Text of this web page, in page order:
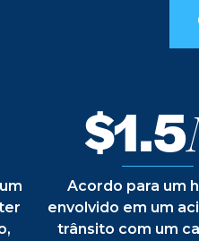
$1.5
Acordo para um
envolvido em um
trânsito com um